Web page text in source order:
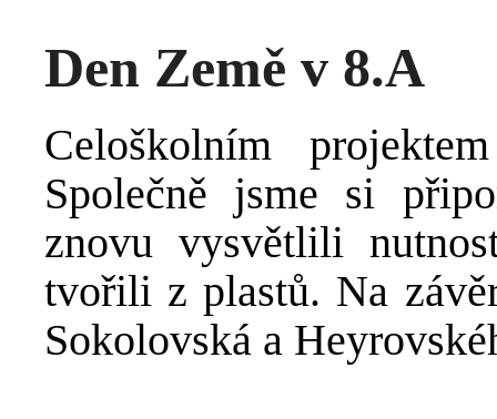
Den Země v 8.A
Celoškolním
Společně jsme si
znovu vysvětlili
tvořili z plastů. Na
Sokolovská a